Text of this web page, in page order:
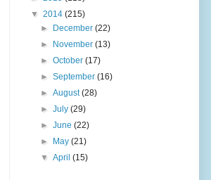
▼ 2014 (215)
►
December(22)
►
November(13)
►October(17)
►September(16)
►August(28)
►July(29)
►June(22)
►
May(21)
▼April(15)